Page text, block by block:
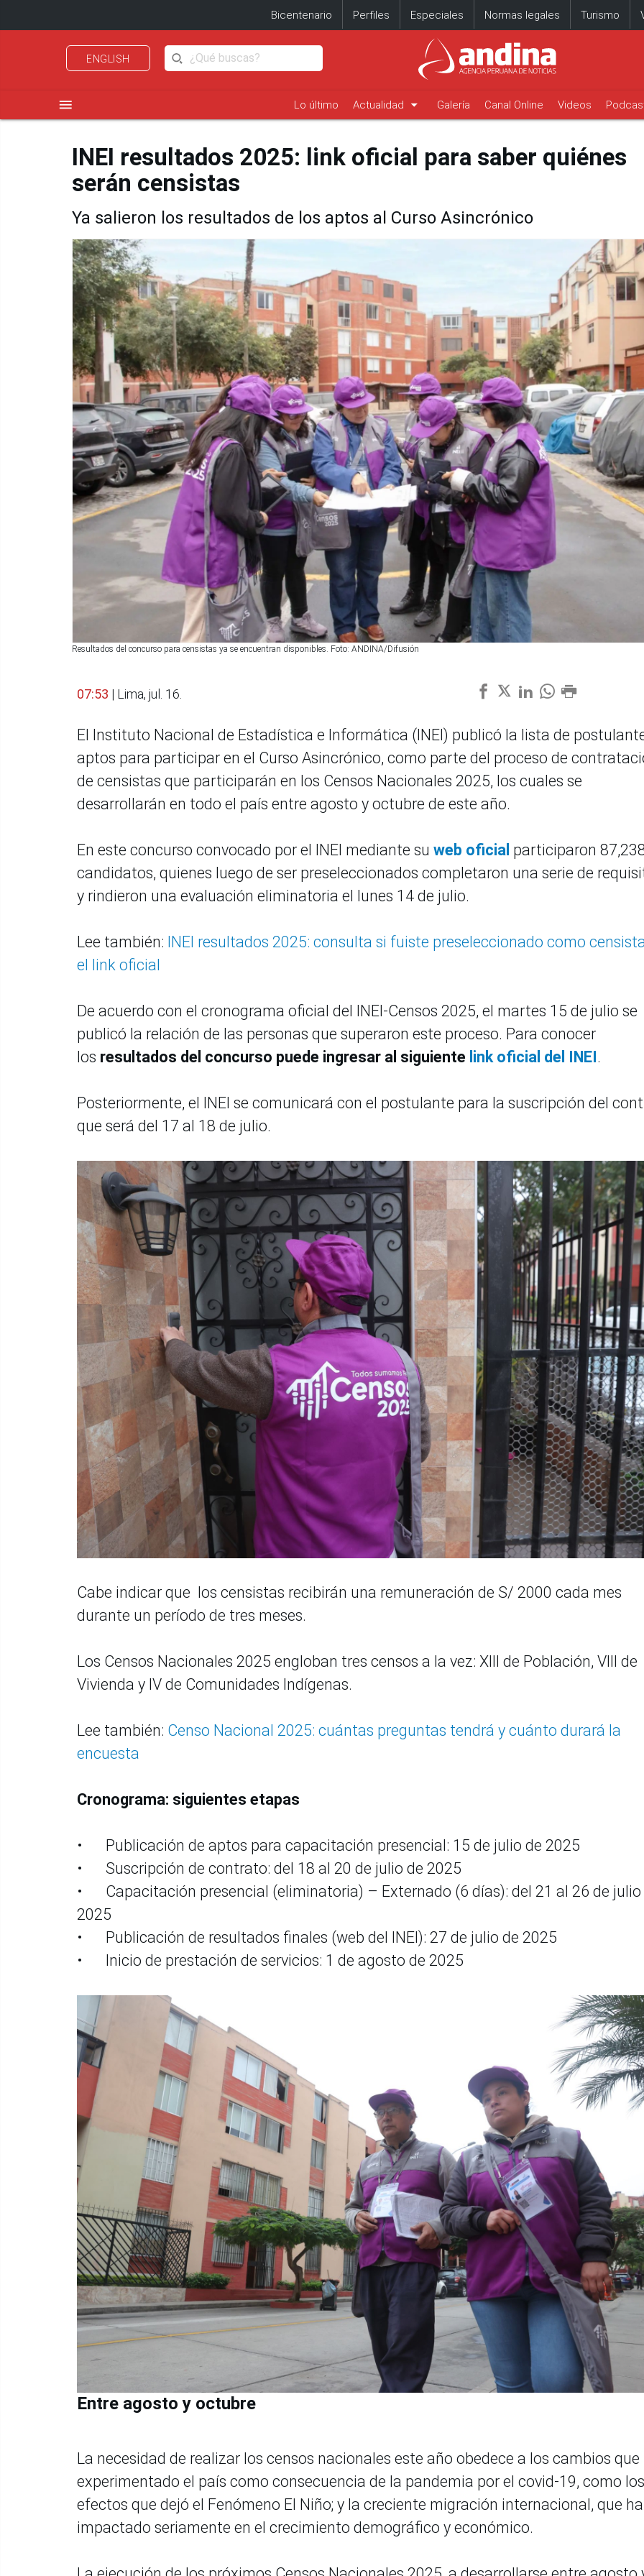
Bicentenario Perfiles Especiales Normas legales Turismo
ENGLISH
menu Lo último Actualidad arrow_drop_down Galería Canal Online Videos
INEI resultados 2025: link oficial para saber quiénes
serán censistas
Ya salieron los resultados de los aptos al Curso Asincrónico
Resultados del concurso para censistas ya se encuentran disponibles. Foto: ANDINA/Difusión
07:53 | Lima, jul. 16.
El Instituto Nacional de Estadística e Informática (INEI) publicó la lista de
aptos para participar en el Curso Asincrónico, como parte del proceso de
de censistas que participarán en los Censos Nacionales 2025, los cuales se
desarrollarán en todo el país entre agosto y octubre de este año.
En este concurso convocado por el INEI mediante su web oficial participaron
candidatos, quienes luego de ser preseleccionados completaron una serie de
y rindieron una evaluación eliminatoria el lunes 14 de julio.
Lee también: INEI resultados 2025: consulta si fuiste preseleccionado como
el link oficial
De acuerdo con el cronograma oficial del INEI-Censos 2025, el martes 15 de julio se
publicó la relación de las personas que superaron este proceso. Para conocer
los resultados del concurso puede ingresar al siguiente link oficial del INEI.
Posteriormente, el INEI se comunicará con el postulante para la suscripción del
que será del 17 al 18 de julio.
Cabe indicar que los censistas recibirán una remuneración de S/ 2000 cada mes
durante un período de tres meses.
Los Censos Nacionales 2025 engloban tres censos a la vez: XIII de Población, VIII de
Vivienda y IV de Comunidades Indígenas.
Lee también: Censo Nacional 2025: cuántas preguntas tendrá y cuánto durará la
encuesta
Cronograma: siguientes etapas
•
Publicación de aptos para capacitación presencial: 15 de julio de 2025
•
Suscripción de contrato: del 18 al 20 de julio de 2025
•
Capacitación presencial (eliminatoria) – Externado (6 días): del 21 al 26 de julio
2025
•
Publicación de resultados finales (web del INEI): 27 de julio de 2025
•
Inicio de prestación de servicios: 1 de agosto de 2025
Entre agosto y octubre
La necesidad de realizar los censos nacionales este año obedece a los cambios que
experimentado el país como consecuencia de la pandemia por el covid-19, como los
efectos que dejó el Fenómeno El Niño; y la creciente migración internacional, que
impactado seriamente en el crecimiento demográfico y económico.